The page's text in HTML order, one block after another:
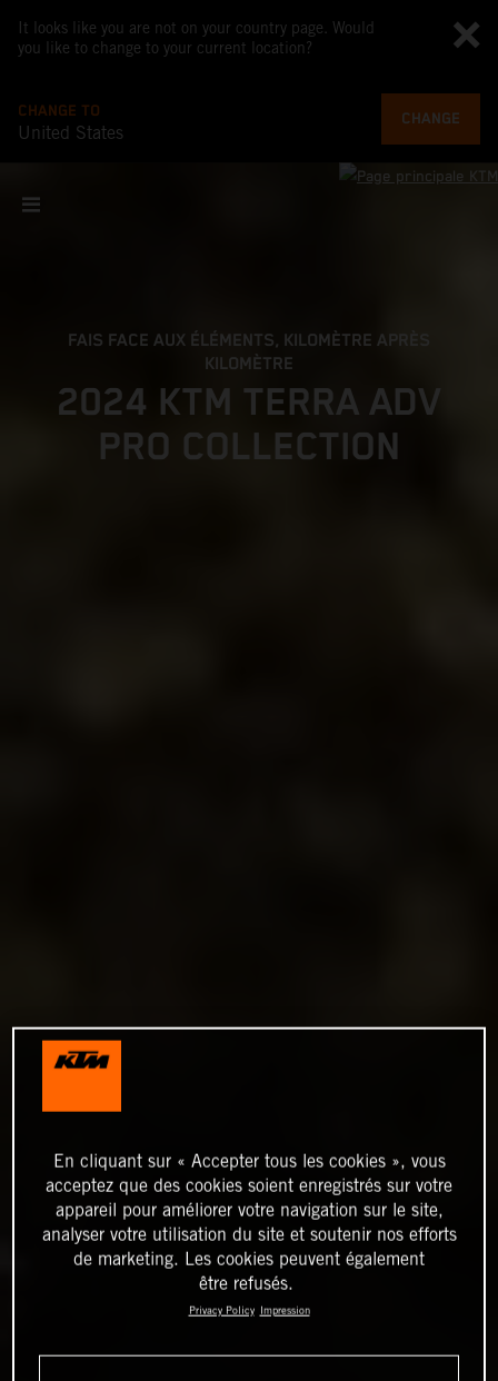
It looks like you are not on your country page. Would
you like to change to your current location?
CHANGE TO
United States
CHANGE
FAIS FACE AUX ÉLÉMENTS, KILOMÈTRE APRÈS
KILOMÈTRE
2024 KTM TERRA ADV
PRO COLLECTION
En cliquant sur « Accepter tous les cookies », vous
acceptez que des cookies soient enregistrés sur votre
appareil pour améliorer votre navigation sur le site,
analyser votre utilisation du site et soutenir nos efforts
de marketing. Les cookies peuvent également
être refusés.
Privacy Policy Impression